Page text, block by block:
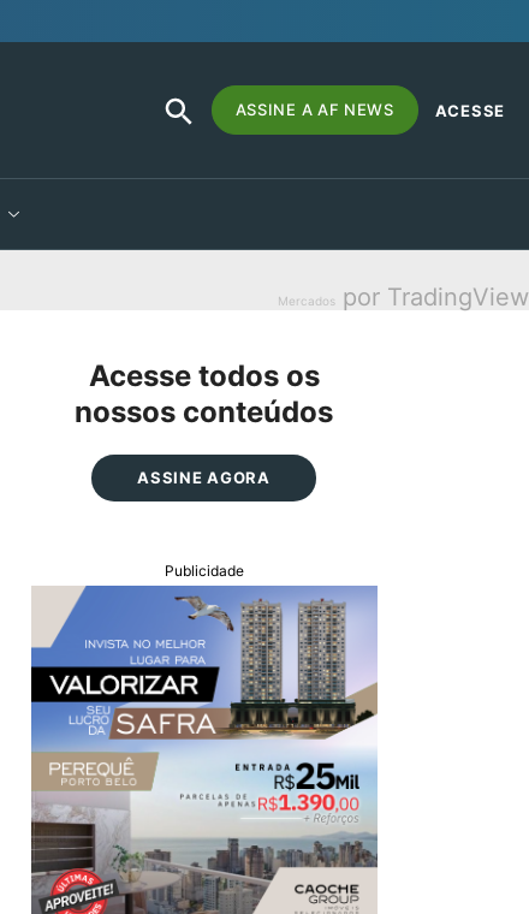
Search
for:
SEARCH
BUTTON
ASSINE A AF NEWS ACESSE
Mercados por TradingView
Acesse todos os
nossos conteúdos
ASSINE AGORA
Publicidade